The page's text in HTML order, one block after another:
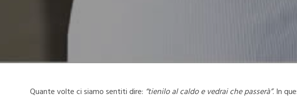
Quante volte ci siamo sentiti dire: “tienilo al caldo e vedrai che passerà”. In